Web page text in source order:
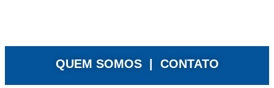
QUEM SOMOS | CONTATO